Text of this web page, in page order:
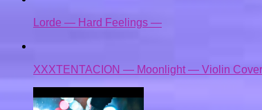
Lorde — Hard Feelings —
XXXTENTACION — Moonlight — Violin